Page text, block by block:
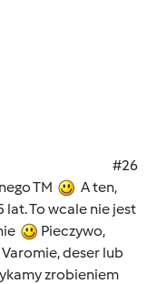
#26
TM
A ten,
To wcale nie jest
Pieczywo,
deser lub
zrobieniem